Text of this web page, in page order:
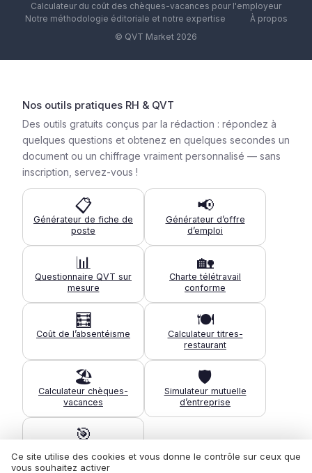
Calculateur du coût des chèques-vacances pour l'employeur
Notre méthodologie éditoriale et notre expertise
À propos
© QVT Market 2026
Nos outils pratiques RH & QVT
Des outils gratuits conçus par la rédaction : répondez à
quelques questions et obtenez en quelques secondes un
document ou un chiffrage vraiment personnalisé — sans
inscription, servez-vous !
📋
Générateur de fiche de
poste
📢
Générateur d’offre
d’emploi
📊
Questionnaire QVT sur
mesure
🏡
Charte télétravail
conforme
🧮
Coût de l’absentéisme
🍽️
Calculateur titres-
restaurant
🏖️
Calculateur chèques-
vacances
🛡️
Simulateur mutuelle
d’entreprise
🎯
QVT
Ce site utilise des cookies et vous donne le contrôle sur ceux que
vous souhaitez activer